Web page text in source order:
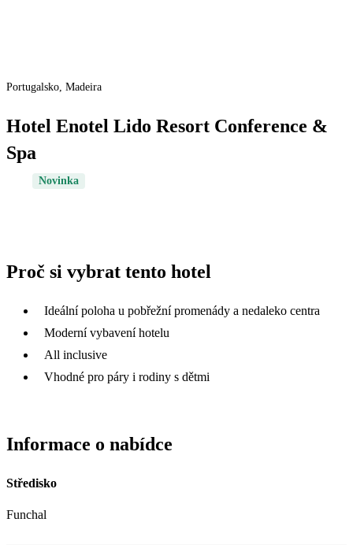
Portugalsko, Madeira
Hotel Enotel Lido Resort Conference &
Spa
Novinka
Proč si vybrat tento hotel
Ideální poloha u pobřežní promenády a nedaleko centra
Moderní vybavení hotelu
All inclusive
Vhodné pro páry i rodiny s dětmi
Informace o nabídce
Středisko
Funchal